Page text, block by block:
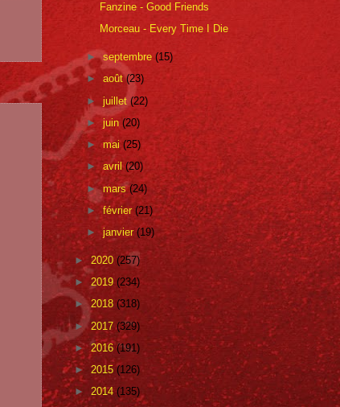
Fanzine - Good Friends
Morceau - Every Time I Die
►septembre(15)
►août(23)
►juillet(22)
► juin(20)
►mai(25)
►avril(20)
►mars(24)
►février(21)
►janvier(19)
► 2020 (257)
► 2019 (234)
►2018 (318)
► 2017(329)
►2016(191)
► 2015(126)
► 2014 (135)